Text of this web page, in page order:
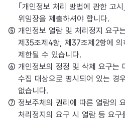
｢개인정보 처리 방법에 관한 고
위임장을 제출하셔야 합니다.
⑤ 개인정보 열람 및 처리정지 요구는
제35조제4항, 제37조제2항에 의
제한될 수 있습니다.
⑥ 개인정보의 정정 및 삭제 요구는
수집 대상으로 명시되어 있는 경
없습니다.
⑦ 정보주체의 권리에 따른 열람의
처리정지의 요구 시 열람 등 요